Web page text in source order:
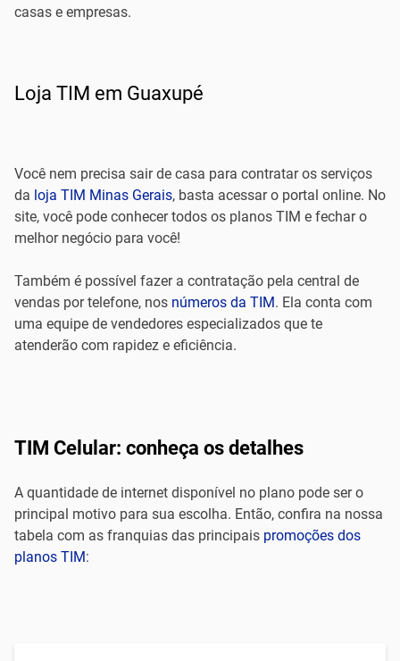
casas e empresas.
Loja TIM em Guaxupé
Você nem precisa sair de casa para contratar os serviços
da loja TIM Minas Gerais, basta acessar o portal online. No
site, você pode conhecer todos os planos TIM e fechar o
melhor negócio para você!
Também é possível fazer a contratação pela central de
vendas por telefone, nos números da TIM. Ela conta com
uma equipe de vendedores especializados que te
atenderão com rapidez e eficiência.
TIM Celular: conheça os detalhes
A quantidade de internet disponível no plano pode ser o
principal motivo para sua escolha. Então, confira na nossa
tabela com as franquias das principais promoções dos
planos TIM: